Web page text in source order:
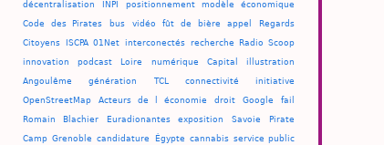
décentralisation INPI positionnement modèle économique
Code des Pirates bus vidéo fût de bière appel Regards
Citoyens ISCPA 01Net interconectés recherche Radio Scoop
innovation podcast Loire numérique Capital illustration
Angoulême génération TCL connectivité initiative
OpenStreetMap Acteurs de l économie droit Google fail
Romain Blachier Euradionantes exposition Savoie Pirate
Camp Grenoble candidature Égypte cannabis service public